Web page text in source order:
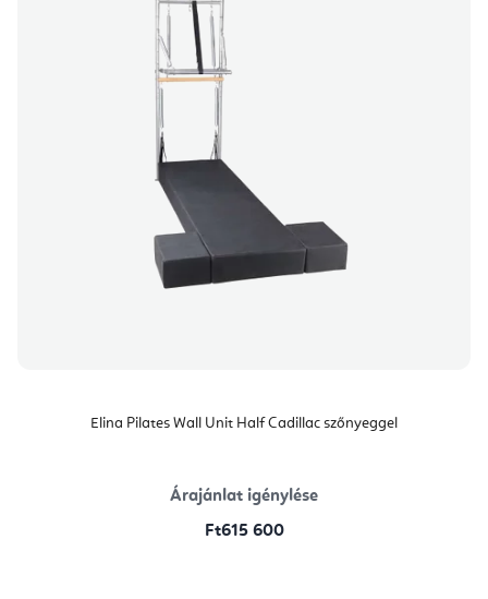
Elina Pilates Wall Unit Half Cadillac szőnyeggel
Árajánlat igénylése
Ft615 600